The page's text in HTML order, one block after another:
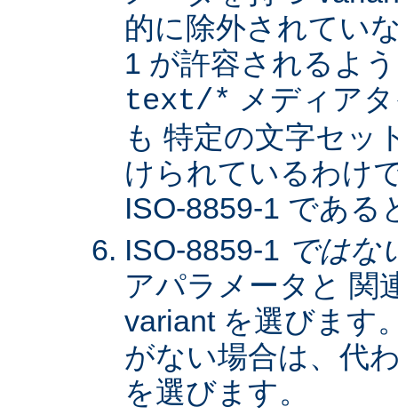
的に除外されてい
1 が許容されるよ
text/* メディア
も 特定の文字セッ
けられているわけ
ISO-8859-1 である
ISO-8859-1 ではな
アパラメータと 関
variant を選びます
がない場合は、代
を選びます。